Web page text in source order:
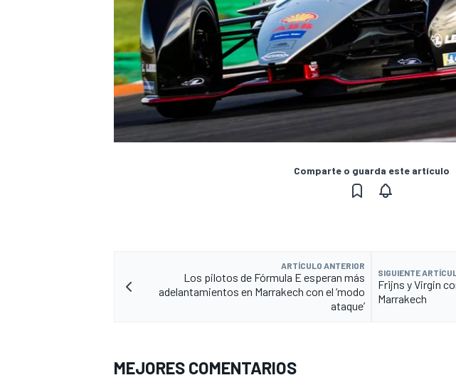
Comparte o guarda este artículo
ARTÍCULO ANTERIOR
Los pilotos de Fórmula E esperan más
adelantamientos en Marrakech con el ‘modo
ataque’
SIGUIENTE
Frijns y Virgin
Marrakech
MEJORES COMENTARIOS